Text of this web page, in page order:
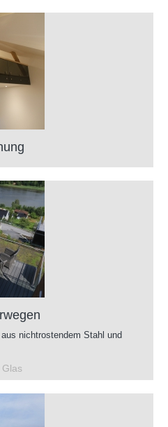
nichtrostendem Stahl und